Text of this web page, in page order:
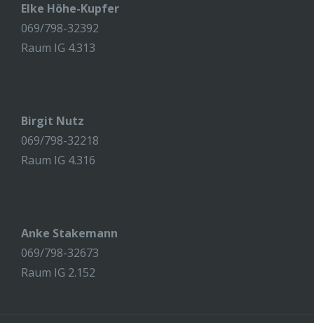
Elke Höhe-Kupfer
069/798-32392
Raum IG 4.313
Birgit Nutz
069/798-32218
Raum IG 4.316
Anke Stakemann
069/798-32673
Raum IG 2.152